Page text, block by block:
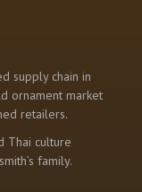
supply chain in
ornament market
retailers.
Thai culture
family.